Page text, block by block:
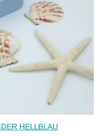
HELLBLAU